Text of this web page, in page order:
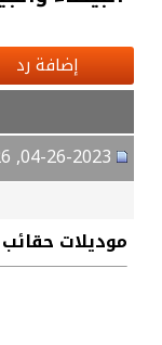
إضافة رد
موديلات